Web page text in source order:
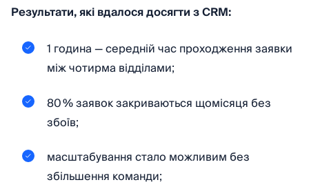
Результати, які вдалося досягти з CRM:
1 година — середній час проходження заявки
між чотирма відділами;
80 % заявок закриваються щомісяця без
збоїв;
масштабування стало можливим без
збільшення команди;